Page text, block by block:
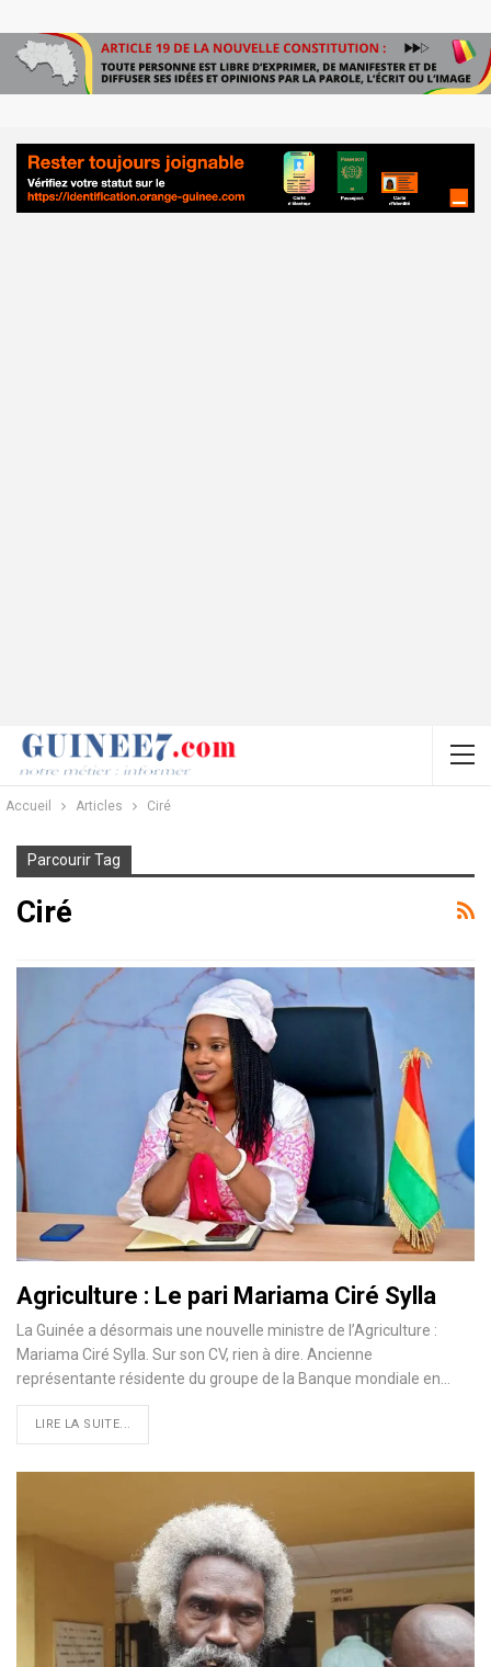
Accueil Articles Ciré
Parcourir Tag
Ciré
Agriculture : Le pari Mariama Ciré Sylla
La Guinée a désormais une nouvelle ministre de l’Agriculture :
Mariama Ciré Sylla. Sur son CV, rien à dire. Ancienne
représentante résidente du groupe de la Banque mondiale en…
LIRE LA SUITE...